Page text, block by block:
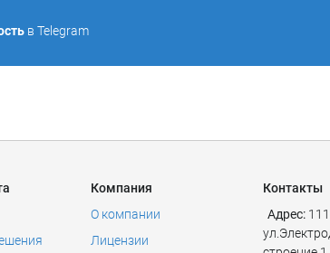
в Telegram
Компания
О компании
Лицензии
Контакты
Адрес: